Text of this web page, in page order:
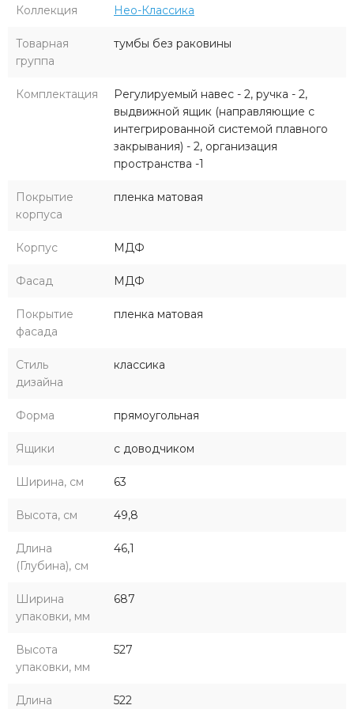
Коллекция Нео-Классика
Товарная
группа
тумбы без раковины
Комплектация
Регулируемый навес - 2, ручка - 2,
выдвижной ящик (направляющие с
интегрированной системой плавного
закрывания) - 2, организация
пространства -1
Покрытие
корпуса
пленка матовая
Корпус МДФ
Фасад МДФ
Покрытие
фасада
пленка матовая
Стиль
дизайна
классика
Форма прямоугольная
Ящики с доводчиком
Ширина, см 63
Высота, см 49,8
Длина
(Глубина), см
46,1
Ширина
упаковки, мм
687
Высота
упаковки, мм
527
Длина 522